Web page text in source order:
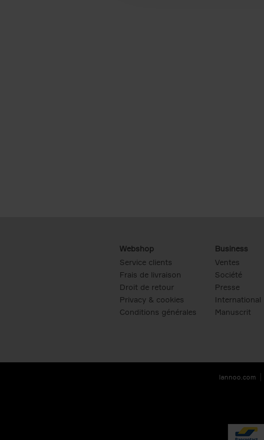
Webshop
Service clients
Frais de livraison
Droit de retour
Privacy & cookies
Conditions générales
Business
Ventes
Société
Presse
International
Manuscrit
lannoo.com